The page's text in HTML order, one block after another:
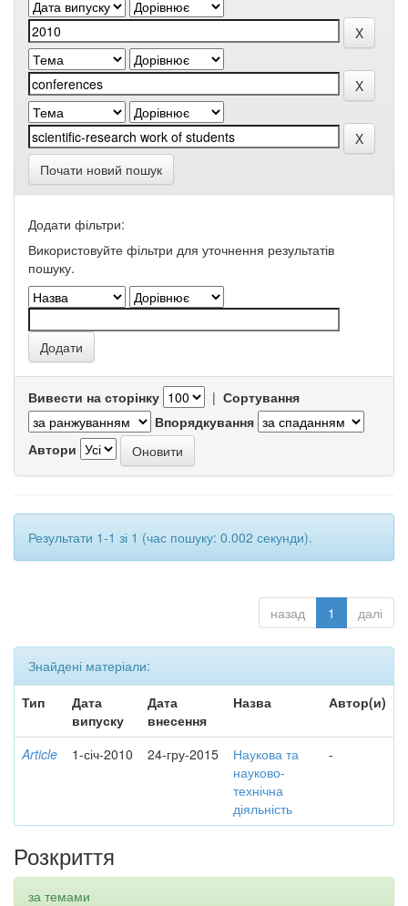
Почати новий пошук
Додати фільтри:
Використовуйте фільтри для уточнення результатів
пошуку.
Вивести на сторінку | Сортування
Впорядкування
Автори
Результати 1-1 зі 1 (час пошуку: 0.002 секунди).
назад 1 далі
Знайдені матеріали:
Тип
Дата
випуску
Дата
внесення
Назва Автор(и)
Article 1-січ-2010 24-гру-2015
Наукова та
науково-
технічна
діяльність
-
Розкриття
за темами